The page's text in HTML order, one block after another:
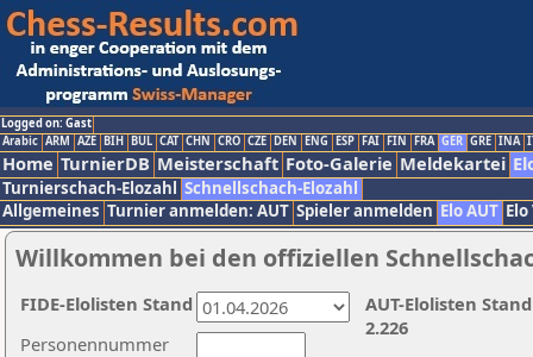
Logged on: Gast
Arabic ARM AZE BIH BUL CAT CHN CRO CZE DEN ENG ESP FAI FIN FRA GER GRE INA
Home TurnierDB Meisterschaft Foto-Galerie Meldekartei
Turnierschach-Elozahl Schnellschach-Elozahl
Allgemeines Turnier anmelden: AUT Spieler anmelden Elo AUT
Willkommen bei den offiziellen
Personennummer
AUT-Elolisten
2.226
FIDE-Elolisten Stand